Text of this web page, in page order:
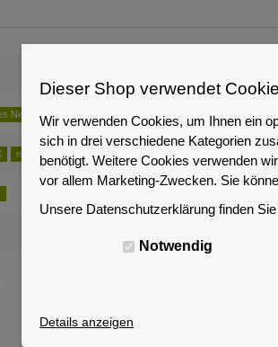
Netzteil
mini-ITX mATX SSI CEB
Dieser Shop verwendet
Wir verwenden Cookies, um Ihnen ein
sich in drei verschiedene Kategorien
benötigt. Weitere Cookies verwenden
vor allem Marketing-Zwecken. Sie
Unsere Datenschutzerklärung finden Sie
Notwendig
Details anzeigen